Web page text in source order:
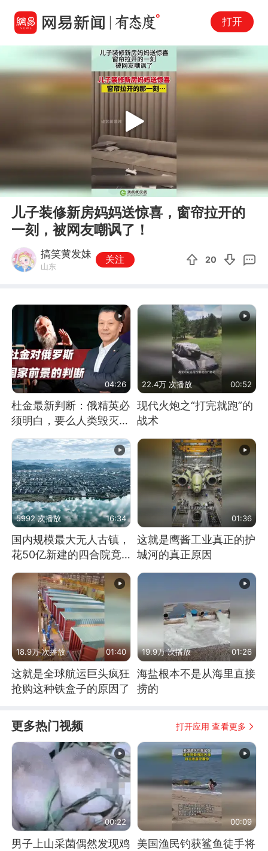
打开
00:00 00:13
Play
儿子装修新房妈妈送惊喜，窗帘拉开的
一刻，被网友嘲讽了！
搞笑黄发妹
山东
关注 20
04:26
杜金最新判断：俄精英必
须明白，要么人类毁灭，
要么俄毁灭
22.4万 次播放 00:52
现代火炮之“打完就跑”的
战术
5992 次播放 16:34
国内规模最大无人古镇，
花50亿新建的四合院竟
01:36
这就是鹰酱工业真正的护
城河的真正原因
18.9万 次播放 01:40
这就是全球航运巨头疯狂
抢购这种铁盒子的原因了
19.9万 次播放 01:26
海盐根本不是从海里直接
捞的
更多热门视频 打开应用 查看更多
00:22
男子上山采菌偶然发现鸡
00:09
美国渔民钓获鲨鱼徒手将